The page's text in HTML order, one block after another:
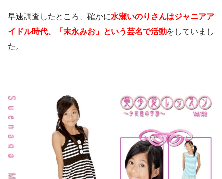
早速調査したところ、確かに水瀬いのりさんはジャニアア
イドル時代、「末永みお」という芸名で活動をしていまし
た。